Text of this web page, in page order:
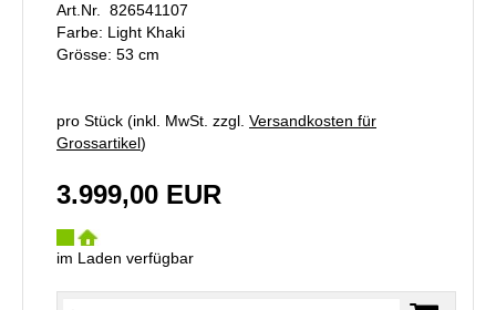
Art.Nr. 826541107
Farbe: Light Khaki
Grösse: 53 cm
pro Stück (inkl. MwSt. zzgl. Versandkosten für
Grossartikel)
3.999,00 EUR
im Laden verfügbar